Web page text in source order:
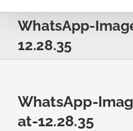
WhatsApp-
12.28.35
WhatsApp-
at-12.28.35